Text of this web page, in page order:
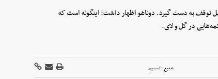
توقف به دست گیرد. دوناهو اظهار داشت: اینگونه است که
در گل و لای.
منبع :تسنیم